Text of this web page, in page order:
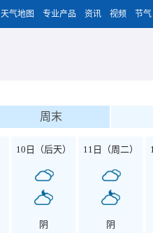
天气地图 专业产品 资讯 视频 节气
周末
10日（后天）
阴
11日（周二）
阴